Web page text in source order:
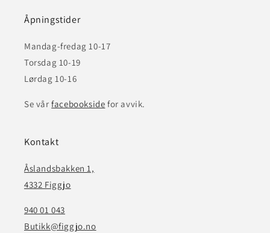
Åpningstider
Mandag-fredag 10-17
Torsdag 10-19
Lørdag 10-16
Se vårfacebookside for avvik.
Kontakt
Åslandsbakken 1,
4332 Figgjo
940 01 043
Butikk@figgjo.no